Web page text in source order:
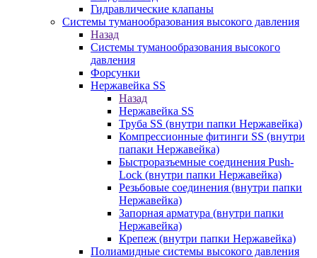
Гидравлические клапаны
Системы туманообразования высокого давления
Назад
Системы туманообразования высокого
давления
Форсунки
Нержавейка SS
Назад
Нержавейка SS
Труба SS (внутри папки Нержавейка)
Компрессионные фитинги SS (внутри
папаки Нержавейка)
Быстроразъемные соединения Push-
Lock (внутри папки Нержавейка)
Резьбовые соединения (внутри папки
Нержавейка)
Запорная арматура (внутри папки
Нержавейка)
Крепеж (внутри папки Нержавейка)
Полиамидные системы высокого давления